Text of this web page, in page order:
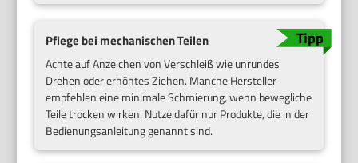
Pflege bei mechanischen Teilen
Achte auf Anzeichen von Verschleiß wie unrundes
Drehen oder erhöhtes Ziehen. Manche Hersteller
empfehlen eine minimale Schmierung, wenn bewegliche
Teile trocken wirken. Nutze dafür nur Produkte, die in der
Bedienungsanleitung genannt sind.